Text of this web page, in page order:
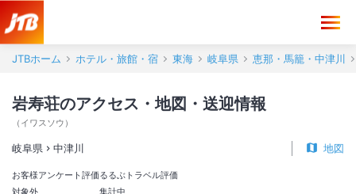
JTBホーム ホテル・旅館・宿 東海 岐阜県 恵那・馬籠・中津川
岩寿荘のアクセス・地図・送迎情報
（ イワスソウ ）
岐阜県 中津川 地図
お客様アンケート評価
対象外
るるぶトラベル評価
集計中